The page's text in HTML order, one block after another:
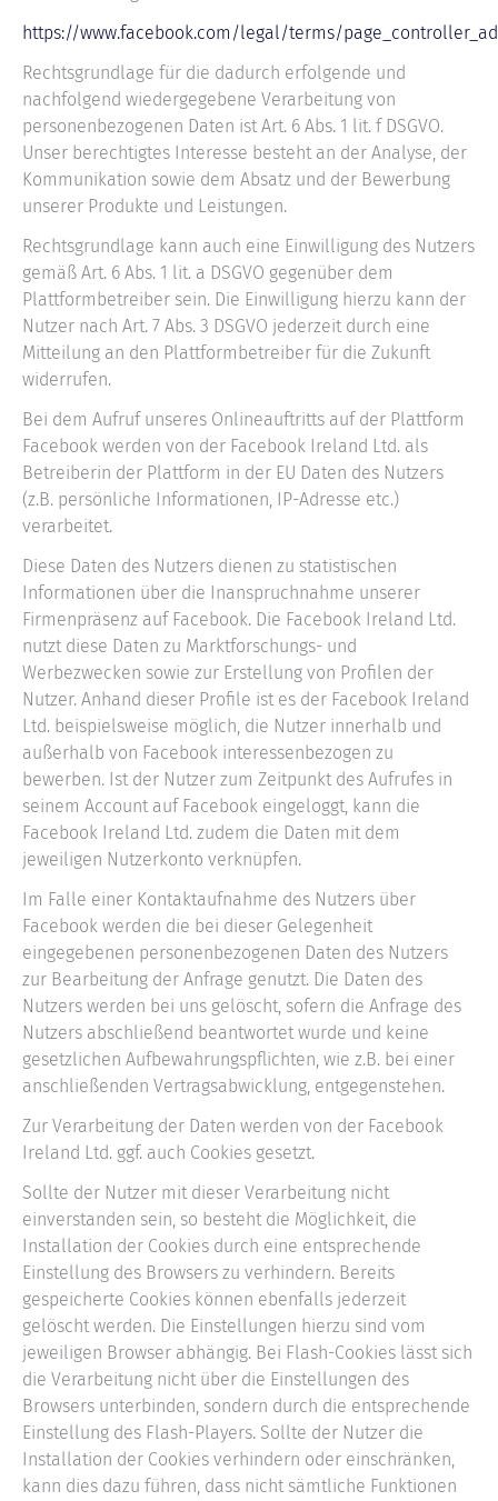
https://www.facebook.com/legal/terms/
Rechtsgrundlage für die dadurch erfolgende und
nachfolgend wiedergegebene Verarbeitung von
personenbezogenen Daten ist Art. 6 Abs. 1 lit. f DSGVO.
Unser berechtigtes Interesse besteht an der Analyse, der
Kommunikation sowie dem Absatz und der Bewerbung
unserer Produkte und Leistungen.
Rechtsgrundlage kann auch eine Einwilligung des Nutzers
gemäß Art. 6 Abs. 1 lit. a DSGVO gegenüber dem
Plattformbetreiber sein. Die Einwilligung hierzu kann der
Nutzer nach Art. 7 Abs. 3 DSGVO jederzeit durch eine
Mitteilung an den Plattformbetreiber für die Zukunft
widerrufen.
Bei dem Aufruf unseres Onlineauftritts auf der Plattform
Facebook werden von der Facebook Ireland Ltd. als
Betreiberin der Plattform in der EU Daten des Nutzers
(z.B. persönliche Informationen, IP-Adresse etc.)
verarbeitet.
Diese Daten des Nutzers dienen zu statistischen
Informationen über die Inanspruchnahme unserer
Firmenpräsenz auf Facebook. Die Facebook Ireland Ltd.
nutzt diese Daten zu Marktforschungs- und
Werbezwecken sowie zur Erstellung von Profilen der
Nutzer. Anhand dieser Profile ist es der Facebook Ireland
Ltd. beispielsweise möglich, die Nutzer innerhalb und
außerhalb von Facebook interessenbezogen zu
bewerben. Ist der Nutzer zum Zeitpunkt des Aufrufes in
seinem Account auf Facebook eingeloggt, kann die
Facebook Ireland Ltd. zudem die Daten mit dem
jeweiligen Nutzerkonto verknüpfen.
Im Falle einer Kontaktaufnahme des Nutzers über
Facebook werden die bei dieser Gelegenheit
eingegebenen personenbezogenen Daten des Nutzers
zur Bearbeitung der Anfrage genutzt. Die Daten des
Nutzers werden bei uns gelöscht, sofern die Anfrage des
Nutzers abschließend beantwortet wurde und keine
gesetzlichen Aufbewahrungspflichten, wie z.B. bei einer
anschließenden Vertragsabwicklung, entgegenstehen.
Zur Verarbeitung der Daten werden von der Facebook
Ireland Ltd. ggf. auch Cookies gesetzt.
Sollte der Nutzer mit dieser Verarbeitung nicht
einverstanden sein, so besteht die Möglichkeit, die
Installation der Cookies durch eine entsprechende
Einstellung des Browsers zu verhindern. Bereits
gespeicherte Cookies können ebenfalls jederzeit
gelöscht werden. Die Einstellungen hierzu sind vom
jeweiligen Browser abhängig. Bei Flash-Cookies lässt sich
die Verarbeitung nicht über die Einstellungen des
Browsers unterbinden, sondern durch die entsprechende
Einstellung des Flash-Players. Sollte der Nutzer die
Installation der Cookies verhindern oder einschränken,
kann dies dazu führen, dass nicht sämtliche Funktionen